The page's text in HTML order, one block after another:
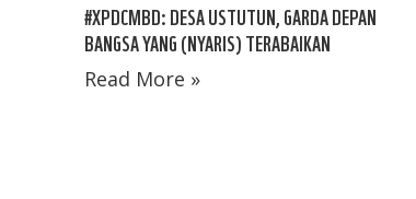
#XPDCMBD: DESA USTUTUN, GARDA DEPAN
BANGSA YANG (NYARIS) TERABAIKAN
Read More »